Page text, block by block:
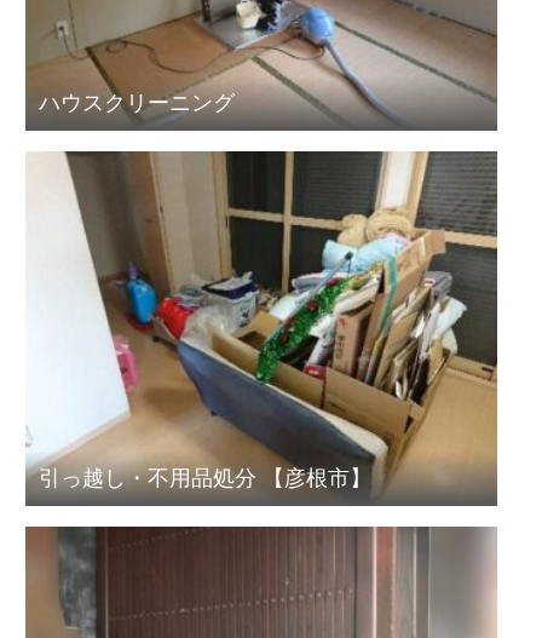
ハウスクリーニング
引っ越し・不用品処分 【彦根市】